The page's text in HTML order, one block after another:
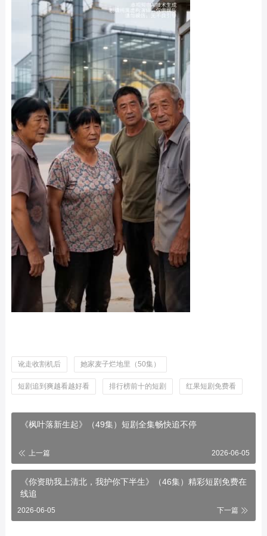
讹走收割机后 她家麦子烂地里（50集）
短剧追到爽越看越好看 排行榜前十的短剧 红果短剧免费看
《枫叶落新生起》（49集）短剧全集畅快追不停
上一篇 2026-06-05
《你资助我上清北，我护你下半生》（46集）精彩短剧免费在
线追
2026-06-05 下一篇